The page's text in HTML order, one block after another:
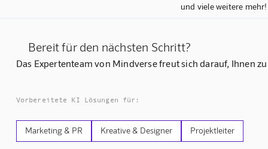
und viele weitere mehr!
Bereit für den nächsten Schritt?
Das Expertenteam von Mindverse freut sich darauf, Ihnen
Vorbereitete KI Lösungen für:
Marketing & PR Kreative & Designer Projektleiter